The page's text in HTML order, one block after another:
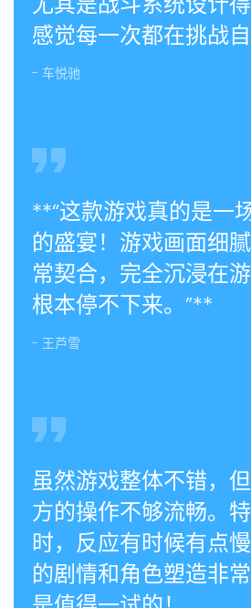
感觉每一次都在挑战自
- 车悦驰
**“这款游戏真的是一
的盛宴！游戏画面细
常契合，完全沉浸在游
根本停不下来。”**
- 王芦雪
虽然游戏整体不错，
方的操作不够流畅。
时，反应有时候有点
的剧情和角色塑造非